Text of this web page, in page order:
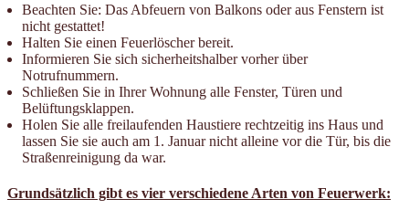
Beachten Sie: Das Abfeuern von Balkons oder aus Fenstern ist
nicht gestattet!
Halten Sie einen Feuerlöscher bereit.
Informieren Sie sich sicherheitshalber vorher über
Notrufnummern.
Schließen Sie in Ihrer Wohnung alle Fenster, Türen und
Belüftungsklappen.
Holen Sie alle freilaufenden Haustiere rechtzeitig ins Haus und
lassen Sie sie auch am 1. Januar nicht alleine vor die Tür, bis die
Straßenreinigung da war.
Grundsätzlich gibt es vier verschiedene Arten von Feuerwerk: